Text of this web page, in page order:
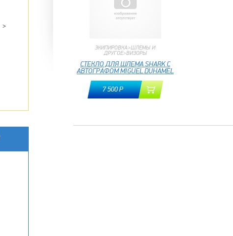
>
ЭКИПИРОВКА>ШЛЕМЫ И
ДРУГОЕ>ВИЗОРЫ
СТЕКЛО ДЛЯ ШЛЕМА SHARK С
АВТОГРАФОМ MIGUEL DUHAMEL
7 500 Р